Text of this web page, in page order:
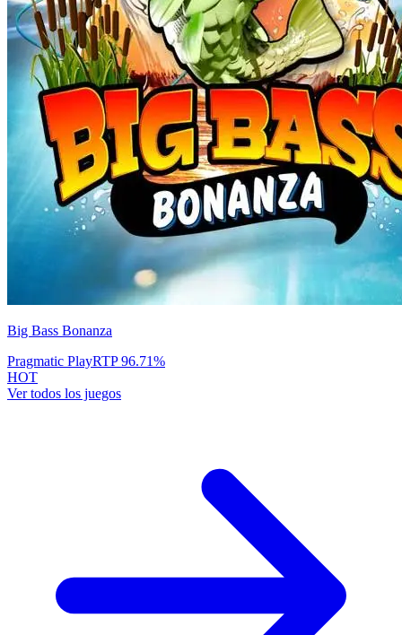
Big Bass Bonanza
Pragmatic PlayRTP96.71%
HOT
Ver todos los juegos